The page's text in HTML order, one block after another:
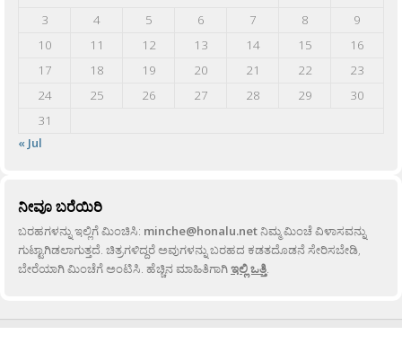
3
4 5 6 7 8
9
10
11 12 13 14 15
16
17
18 19 20 21 22
23
24
25 26 27 28 29
30
31
« Jul
ನೀವೂ ಬರೆಯಿರಿ
ಬರಹಗಳನ್ನು ಇಲ್ಲಿಗೆ ಮಿಂಚಿಸಿ: minche@honalu.netನಿಮ್ಮ ಮಿಂಚೆ ವಿಳಾಸವನ್ನು
ಗುಟ್ಟಾಗಿಡಲಾಗುತ್ತದೆ. ಚಿತ್ರಗಳಿದ್ದರೆ ಅವುಗಳನ್ನು ಬರಹದ ಕಡತದೊಡನೆ ಸೇರಿಸಬೇಡಿ,
ಬೇರೆಯಾಗಿ ಮಿಂಚೆಗೆ ಅಂಟಿಸಿ. ಹೆಚ್ಚಿನ ಮಾಹಿತಿಗಾಗಿಇಲ್ಲಿ ಒತ್ತಿ.